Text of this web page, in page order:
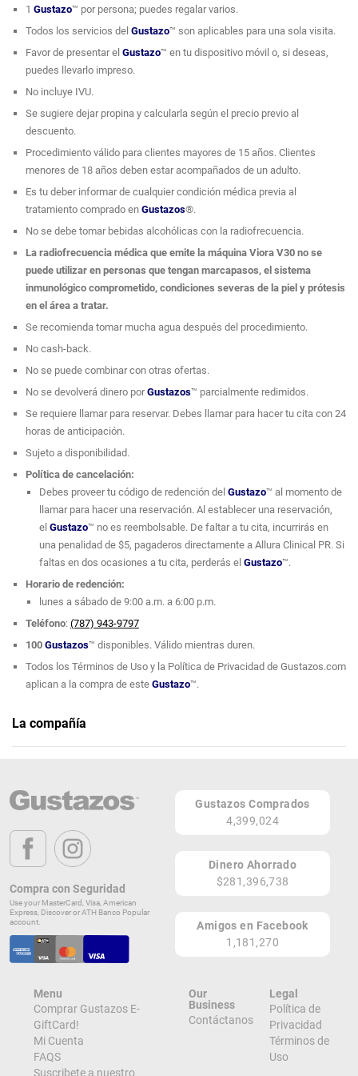
para lucir una piel más joven y estilizada.
Este tratamiento en el rostro incluye la eliminación de las
líneas de expresión en área orbital que incluye el área de los
expresión en el ceño o centro de la frente, entre otros.
El tratamiento con la máquina Viora V30 ayuda a eliminar
manchas en el rostro, cierra los poros, añade brillo al rostro,
haciendo que la piel luzca más luminosa y saludable.
¡Resalta tu belleza con este tremendoGustazo ™! Accede a su
página de Facebook para más detalles
Viora V30 + EMSculpt en Abdomen
EMS es una innovación en tratamientos estéticos y de remodelación
corporal. Este sistema utiliza pulsos electromagnéticos de alta intensidad
para inducir contracciones musculares profundas y efectivas que no se
pueden lograr con el ejercicio convencional. Esto resulta en una
tonificación eficaz y un fortalecimiento muscular notable en el área del
Viora VForm su radiofrecuencia y la terapia de vacío actúan sobre las
células de grasa, ayudando a movilizarlas, tensar la piel y mejorar la
apariencia del área del abdomen.
Viora VST es muy eficaz para tratar la flacidez de la piel. La
radiofrecuencia estimula la producción de colágeno y elastina que
promueve la firmeza, la textura de la piel, reduciendo líneas finas, arrugas
y cicatrices superficiales.
Dermafuse emplea una técnica que permite la creación de microcanales
o micro-punciones en la piel. Estos canales ayudan a que los ingredientes
activos puedan penetrar más profundamente y de forma más efectiva,
maximizando la eficacia de los tratamientos tópicos.
1 Gustazo™ por persona; puedes regalar varios.
Todos los servicios del Gustazo™ son aplicables para una sola visita.
Favor de presentar el Gustazo™ en tu dispositivo móvil o, si deseas,
puedes llevarlo impreso.
No incluye IVU.
Se sugiere dejar propina y calcularla según el precio previo al
descuento.
Procedimiento válido para clientes mayores de 15 años. Clientes
menores de 18 años deben estar acompañados de un adulto.
Es tu deber informar de cualquier condición médica previa al
tratamiento comprado en Gustazos®.
No se debe tomar bebidas alcohólicas con la radiofrecuencia.
La radiofrecuencia médica que emite la máquina Viora V30 no se
puede utilizar en personas que tengan marcapasos, el sistema
inmunológico comprometido, condiciones severas de la piel y prótesis
en el área a tratar.
Se recomienda tomar mucha agua después del procedimiento.
No cash-back.
No se puede combinar con otras ofertas.
No se devolverá dinero porGustazos™ parcialmente redimidos.
Se requiere llamar para reservar. Debes llamar para hacer tu cita con 24
horas de anticipación.
Sujeto a disponibilidad.
Política de cancelación:
Debes proveer tu código de redención del Gustazo™ al momento de
llamar para hacer una reservación. Al establecer una reservación,
el Gustazo™ no es reembolsable. De faltar a tu cita, incurrirás en
una penalidad de $5, pagaderos directamente a Allura Clinical PR. Si
faltas en dos ocasiones a tu cita, perderás el Gustazo™.
Horario de redención:
lunes a sábado de 9:00 a.m. a 6:00 p.m.
Teléfono: (787) 943-9797
100 Gustazos™ disponibles. Válido mientras duren.
Todos los Términos de Uso y la Política de Privacidad de Gustazos.com
aplican a la compra de este Gustazo™.
La compañía
Página Web
312 Avenida F.D. Roosevelt,
San Juan 00918
PR
Lugares de Redención
¡Ver todos en el Mapa!
312 Avenida F.D. Roosevelt,
¡Localizar en el Mapa!
Compra con Seguridad
Use your MasterCard, Visa, American
Express, Discover or ATH Banco Popular
account.
Gustazos Comprados
4,399,024
Dinero Ahorrado
$281,396,738
Amigos en Facebook
1,181,270
Menu
Comprar Gustazos E-
GiftCard!
Mi Cuenta
FAQS
Suscribete a nuestro
Our
Business
Contáctanos
Legal
Política de
Privacidad
Términos de
Uso